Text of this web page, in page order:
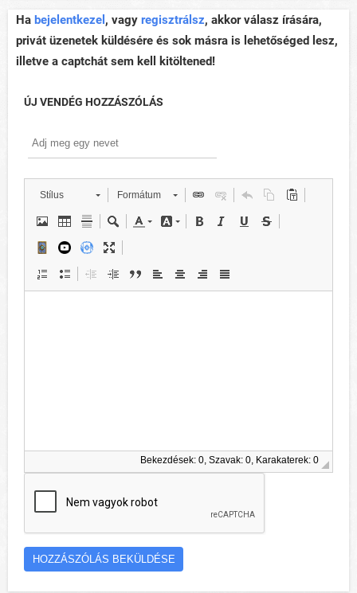
Ha bejelentkezel , vagy regisztrálsz, akkor válasz írására,
privát üzenetek küldésére és sok másra is lehetőséged lesz,
illetve a captchát sem kell kitöltened!
ÚJ VENDÉG HOZZÁSZÓLÁS
Stílus Formátum
Bekezdések: 0, Szavak: 0, Karakaterek: 0